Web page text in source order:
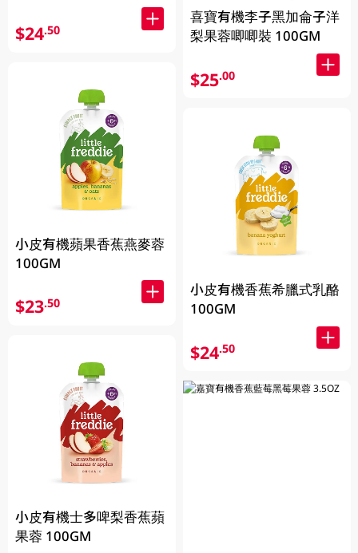
$24.50
小皮有機蘋果香蕉燕麥蓉
100GM
$23.50
小皮有機士多啤梨香蕉蘋
果蓉 100GM
喜寶有機李子黑加侖子洋
梨果蓉唧唧裝 100GM
$25.00
小皮有機香蕉希臘式乳酪
100GM
$24.50